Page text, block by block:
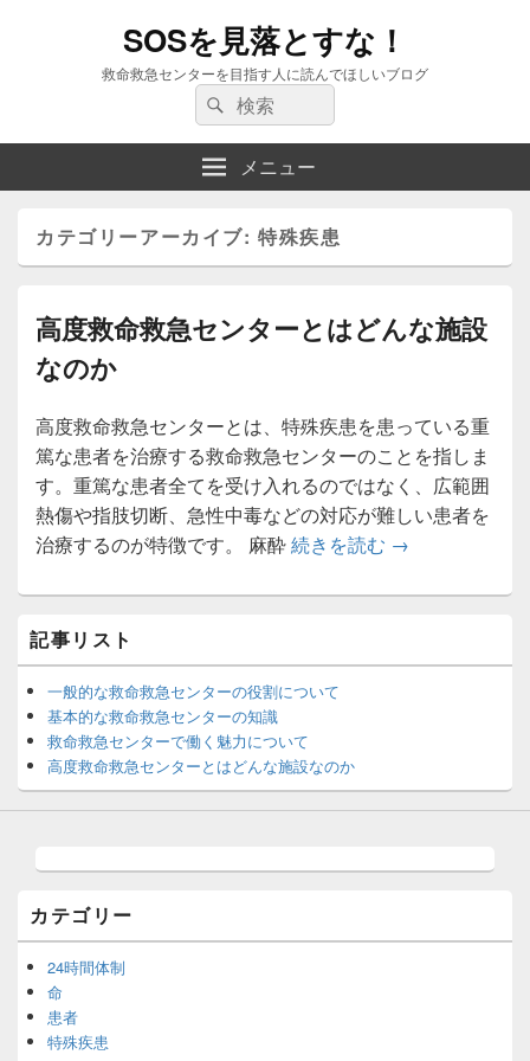
SOSを見落とすな！
救命救急センターを目指す人に読んでほしいブログ
検
索:
検
索
メニュー
カテゴリーアーカイブ:特殊疾患
高度救命救急センターとはどんな施設
なのか
高度救命救急センターとは、特殊疾患を患っている重
篤な患者を治療する救命救急センターのことを指しま
す。重篤な患者全てを受け入れるのではなく、広範囲
熱傷や指肢切断、急性中毒などの対応が難しい患者を
治療するのが特徴です。 麻酔続きを読む 高度救命救急
→
イ
ン
サ
イ
バ
ー
ウ
ィ
エ
リ
ア
記事リスト
一般的な救命救急センターの役割について
基本的な救命救急センターの知識
救命救急センターで働く魅力について
高度救命救急センターとはどんな施設なのか
カテゴリー
24時間体制
命
患者
特殊疾患